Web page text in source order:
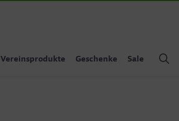
Vereinsprodukte Geschenke Sale